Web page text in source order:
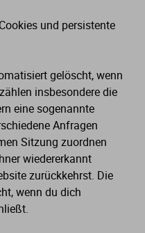
und persistente
gelöscht, wenn
insbesondere die
eine sogenannte
Anfragen
Sitzung zuordnen
wiedererkannt
zurückkehrst. Die
wenn du dich